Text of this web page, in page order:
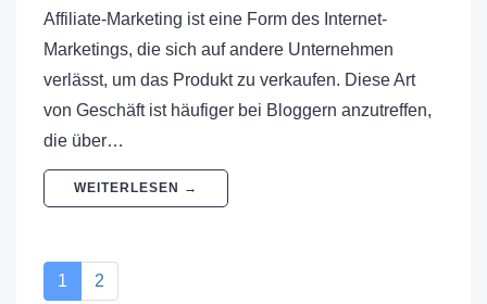
Affiliate-Marketing ist eine Form des Internet-
Marketings, die sich auf andere Unternehmen
verlässt, um das Produkt zu verkaufen. Diese Art
von Geschäft ist häufiger bei Bloggern anzutreffen,
die über…
WEITERLESEN →
1 2